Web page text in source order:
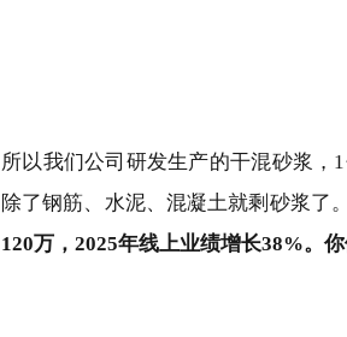
所以我们公司研发生产的干混砂浆，
除了钢筋、水泥、混凝土就剩砂浆了。
120万，2025年线上业绩增长38%。